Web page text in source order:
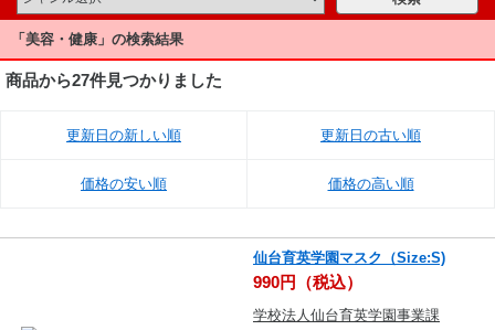
「美容・健康」の検索結果
商品から27件見つかりました
更新日の新しい順 更新日の古い順
価格の安い順 価格の高い順
仙台育英学園マスク（Size:S)
990円（税込）
学校法人仙台育英学園事業課